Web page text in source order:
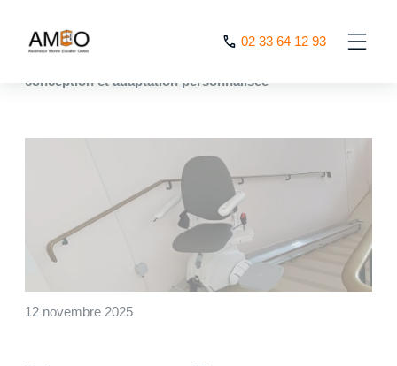
02 33 64 12 93
AMEO>Nos actualités
conception et adaptation personnalisée
12 novembre 2025